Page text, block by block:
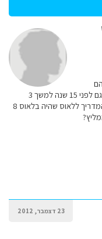
לא לוקחים כלום. בן זוגי היה בלאוס לפני 40 שנה וגם לפני 15 שנה למשך 3
שבועות מעולם לא לקח תרופה מונעת. גם כותב המדריך ללאוס שהיה בלאוס 8
23 דצמבר, 2012